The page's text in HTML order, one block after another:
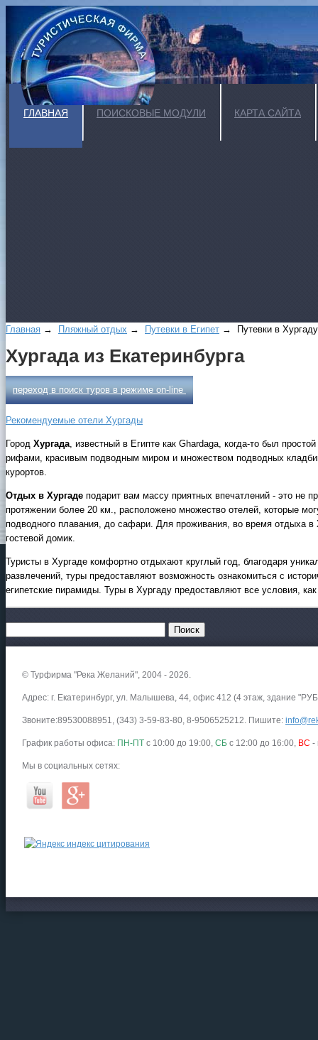
ГЛАВНАЯ ПОИСКОВЫЕ МОДУЛИ КАРТА САЙТА
Главная → Пляжный отдых → Путевки в Египет → Путевки в Xуpгaду
Xуpгaда из Eкaтepинбуpгa
переход в поиск туров в режиме on-line
Рекомендуемые отели Хургады
Город Хургада , известный в Египте как Ghardaga, когда-то был
рифами, красивым подводным миром и множеством подводных
курортов.
Отдых в Хургаде подарит вам массу приятных впечатлений - это не
протяжении более 20 км., расположено множество отелей, которые
подводного плавания, до сафари. Для проживания, во время отдыха
гостевой домик.
Туристы в Хургаде комфортно отдыхают круглый год, благодаря
развлечений, туры предоставляют возможность ознакомиться с
египетские пирамиды. Туры в Хургаду предоставляют все условия,
© Турфирма "Река Желаний", 2004 - 2026.
Адрес: г. Екатеринбург, ул. Малышева, 44, офис 412 (4 этаж, здание
Звоните:89530088951, (343) 3-59-83-80, 8-9506525212. Пишите:
График работы офиса: ПН-ПТ с 10:00 до 19:00, СБ с 12:00 до 16:00, ВС -
Мы в социальных сетях: